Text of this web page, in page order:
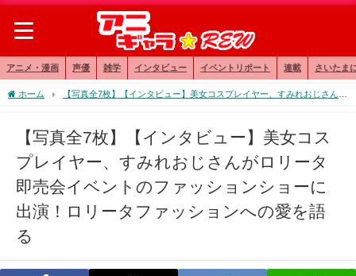
アニメ・漫画 声優 雑学 インタビュー イベントリポート 連載 さいたま
ホーム
【写真全7枚】【インタビュー】美女コスプレイヤー、すみれおじさんが
【写真全7枚】【インタビュー】美女コス
プレイヤー、すみれおじさんがロリータ
即売会イベントのファッションショーに
出演！ロリータファッションへの愛を語
る